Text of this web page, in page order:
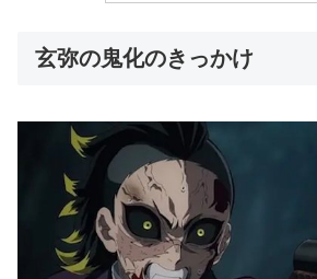
玄弥の鬼化のきっかけ